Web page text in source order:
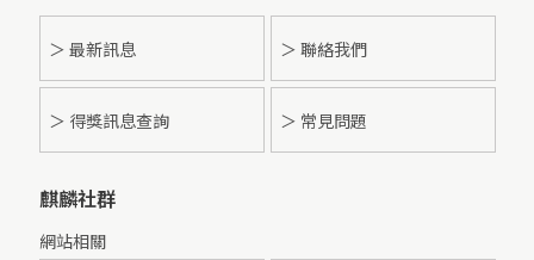
＞ 最新訊息 ＞ 聯絡我們
＞ 得獎訊息查詢 ＞ 常見問題
麒麟社群
網站相關